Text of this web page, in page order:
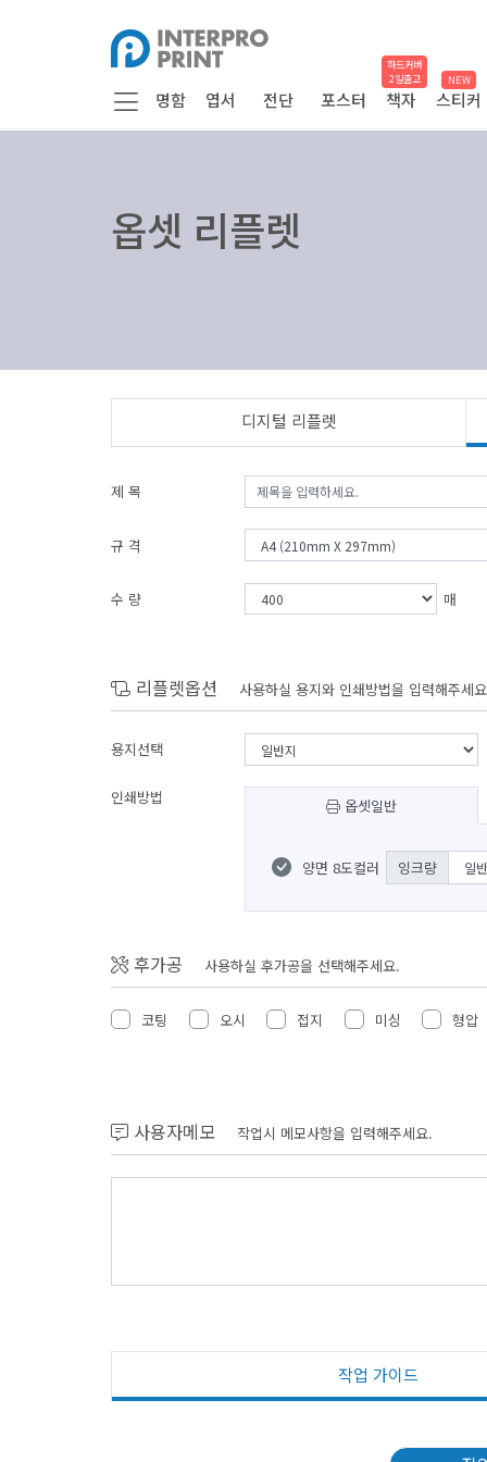
명함 엽서 전단 포스터
하드커버
2일출고
책자
NEW
스티커
옵셋 리플렛
디지털 리플렛
제 목
규 격
수 량 매
리플렛옵션 사용하실 용지와 인쇄방법을 입력해주세
용지선택
인쇄방법 옵셋일반
양면 8도컬러 잉크량
후가공 사용하실 후가공을 선택해주세요.
코팅 오시 접지 미싱 형압
사용자메모 작업시 메모사항을 입력해주세요.
작업 가이드